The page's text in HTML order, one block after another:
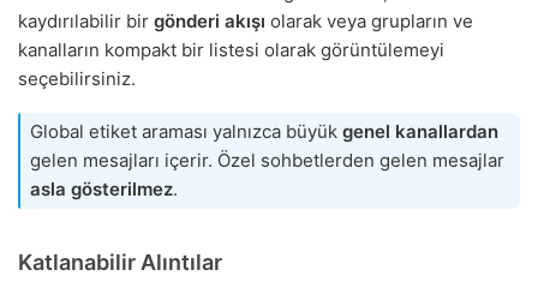
kaydırılabilir bir gönderi akışı olarak veya grupların ve
kanalların kompakt bir listesi olarak görüntülemeyi
seçebilirsiniz.
Global etiket araması yalnızca büyük genel kanallardan
gelen mesajları içerir. Özel sohbetlerden gelen mesajlar
asla gösterilmez.
Katlanabilir Alıntılar